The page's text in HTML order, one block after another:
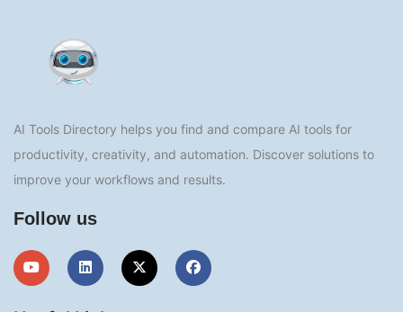
AI Tools Directory helps you find and compare AI tools for
productivity, creativity, and automation. Discover solutions to
improve your workflows and results.
Follow us